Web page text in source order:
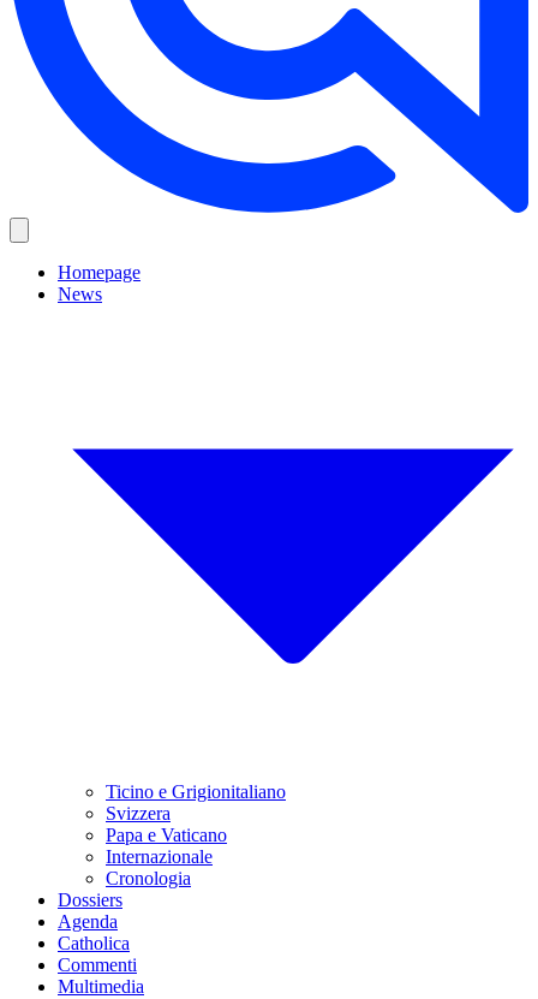
Homepage
News
Ticino e Grigionitaliano
Svizzera
Papa e Vaticano
Internazionale
Cronologia
Dossiers
Agenda
Catholica
Commenti
Multimedia